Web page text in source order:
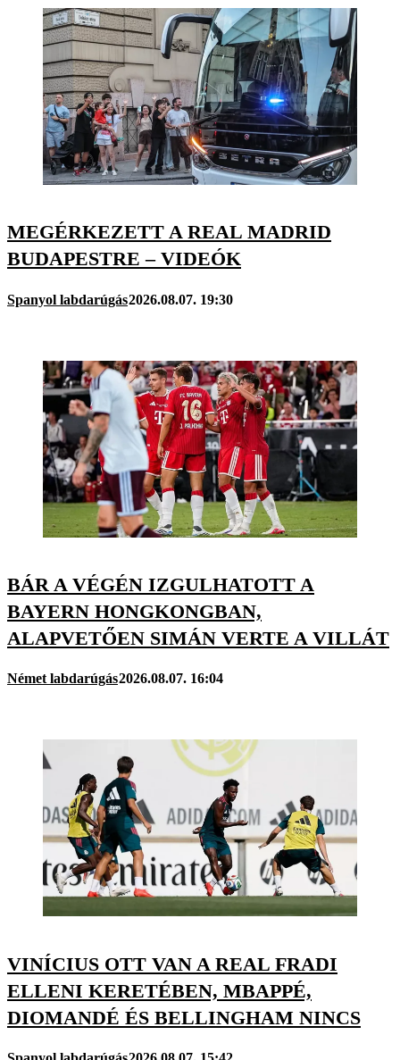
MEGÉRKEZETT A REAL MADRID
BUDAPESTRE – VIDEÓK
Spanyol labdarúgás2026.08.07. 19:30
BÁR A VÉGÉN IZGULHATOTT A
BAYERN HONGKONGBAN,
ALAPVETŐEN SIMÁN VERTE A VILLÁT
Német labdarúgás2026.08.07. 16:04
VINÍCIUS OTT VAN A REAL FRADI
ELLENI KERETÉBEN, MBAPPÉ,
DIOMANDÉ ÉS BELLINGHAM NINCS